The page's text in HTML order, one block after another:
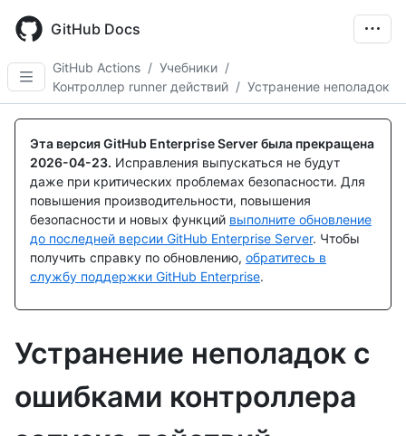
main
content
GitHub Docs
GitHub Actions / Учебники /
Контроллер runner действий / Устранение неполадок
Эта версия GitHub Enterprise Server была прекращена
2026-04-23. Исправления выпускаться не будут
даже при критических проблемах безопасности. Для
повышения производительности, повышения
безопасности и новых функций выполните обновление
до последней версии GitHub Enterprise Server. Чтобы
получить справку по обновлению, обратитесь в
службу поддержки GitHub Enterprise.
Устранение неполадок с
ошибками контроллера